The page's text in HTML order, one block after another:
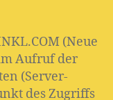
(Neue
Aufruf der
(Server-
des Zugriffs